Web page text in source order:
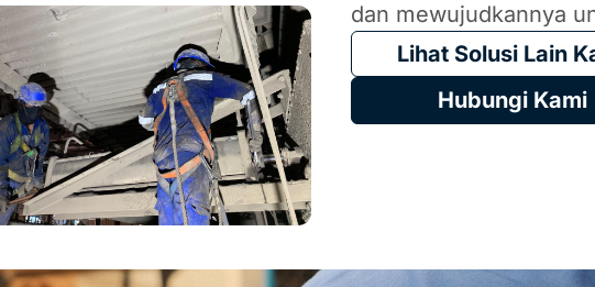
dan mewujudkannya
Lihat Solusi Lain
Hubungi Kami